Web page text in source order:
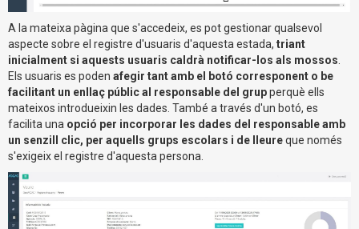
A la mateixa pàgina que s'accedeix, es pot gestionar qualsevol
aspecte sobre el registre d'usuaris d'aquesta estada, triant
inicialment si aquests usuaris caldrà notificar-los als mossos
Els usuaris es poden afegir tant amb el botó corresponent o be
facilitant un enllaç públic al responsable del grupperquè ells
mateixos introdueixin les dades. També a través d'un botó, es
facilita una opció per incorporar les dades del responsable amb
un senzill clic, per aquells grups escolars i de lleureque només
s'exigeix el registre d'aquesta persona.